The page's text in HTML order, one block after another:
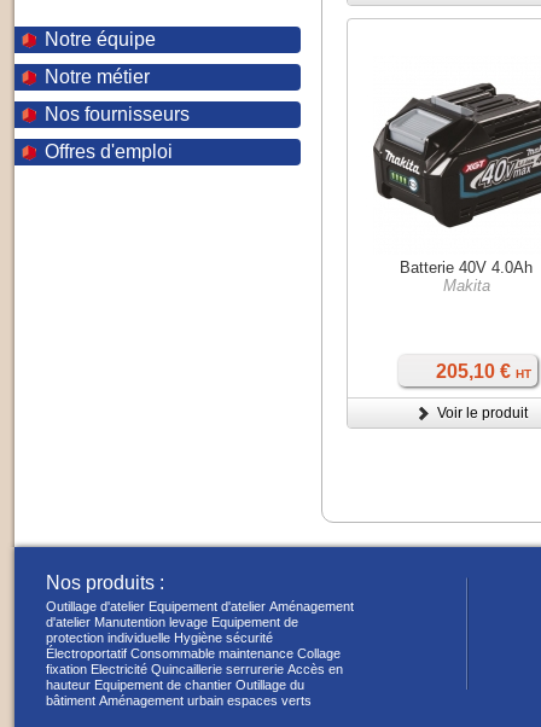
Notre équipe
Notre métier
Nos fournisseurs
Offres d'emploi
Batterie 40V 4.0Ah
Makita
205,10 € HT
Voir le produit
Nos produits :
Outillage d'atelier Equipement d'atelier Aménagement
d'atelier Manutention levage Equipement de
protection individuelle Hygiène sécurité
Électroportatif Consommable maintenance Collage
fixation Electricité Quincaillerie serrurerie Accès en
hauteur Equipement de chantier Outillage du
bâtiment Aménagement urbain espaces verts